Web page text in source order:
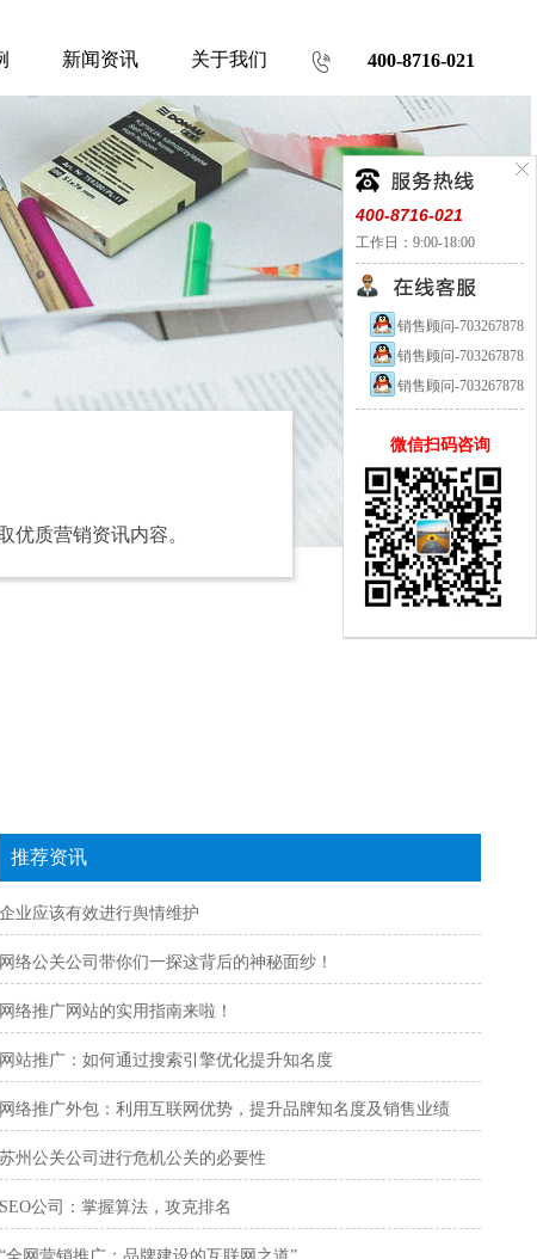
新闻资讯 关于我们 400-8716-021
优质营销资讯内容。
推荐资讯
企业应该有效进行舆情维护
网络公关公司带你们一探这背后的神秘面纱！
网络推广网站的实用指南来啦！
网站推广：如何通过搜索引擎优化提升知名度
网络推广外包：利用互联网优势，提升品牌知名度及销售业绩
苏州公关公司进行危机公关的必要性
SEO公司：掌握算法，攻克排名
400-8716-021
工作日：9:00-18:00
销售顾问-703267878
销售顾问-703267878
销售顾问-703267878
微信扫码咨询